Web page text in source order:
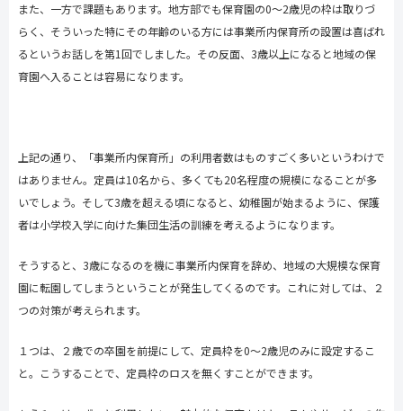
また、一方で課題もあります。地方部でも保育園の0～2歳児の枠は取りづ
らく、そういった特にその年齢のいる方には事業所内保育所の設置は喜ばれ
るというお話しを第1回でしました。その反面、 3歳以上になると地域の保
育園へ入ることは容易になります。
上記の通り、「事業所内保育所」の利用者数はものすごく多いというわけで
はありません。定員は10名から、多くても20名程度の規模になることが多
いでしょう。そして3歳を超える頃になると、幼稚園が始まるように、保護
者は小学校入学に向けた集団生活の訓練を考えるようになります。
そうすると、 3歳になるのを機に事業所内保育を辞め、地域の大規模な保育
園に転園してしまうということが発生してくるのです。これに対しては、２
つの対策が考えられます。
１つは、２歳での卒園を前提にして、定員枠を0～2歳児のみに設定するこ
と。こうすることで、定員枠のロスを無くすことができます。